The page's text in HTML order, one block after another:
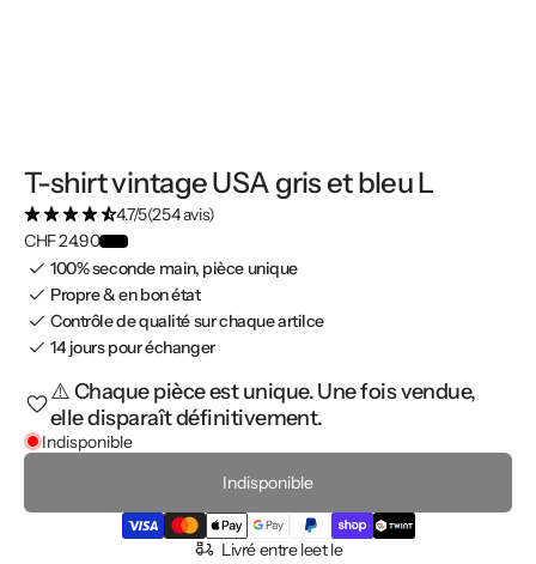
T-shirt vintage USA gris et bleu L
4.7/5(254 avis)
CHF 24.90
100% seconde main, pièce unique
Propre & en bon état
Contrôle de qualité sur chaque artilce
14 jours pour échanger
⚠️ Chaque pièce est unique. Une fois vendue,
elle disparaît définitivement.
Indisponible
Indisponible
Livré entre leet le